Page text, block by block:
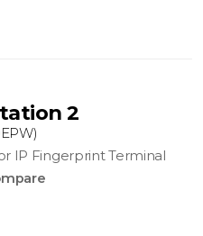
2
IP Fingerprint Terminal